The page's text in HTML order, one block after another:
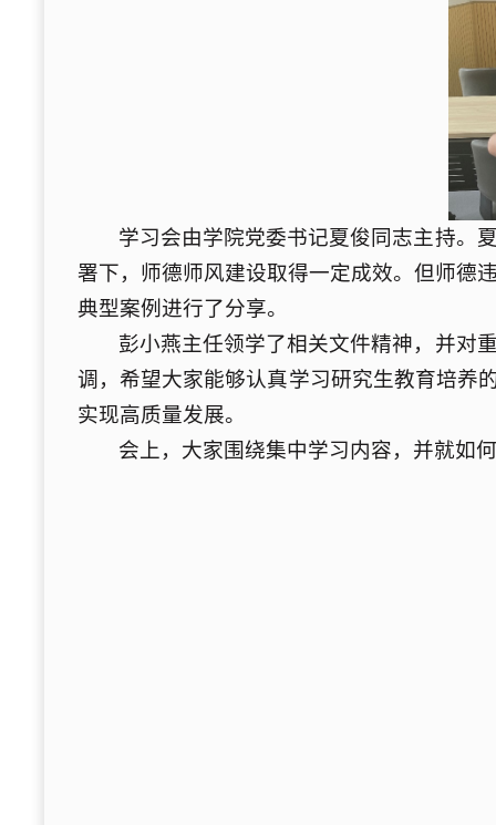
学习会由学院党委书记夏俊同志主持。
署下，师德师风建设取得一定成效。但师德
典型案例进行了分享。
彭小燕主任领学了相关文件精神，并对
调，希望大家能够认真学习研究生教育培养
实现高质量发展。
会上，大家围绕集中学习内容，并就如